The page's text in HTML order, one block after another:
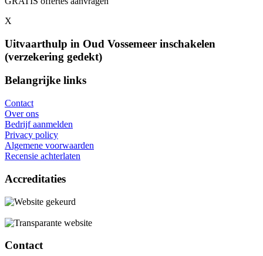
X
Uitvaarthulp in Oud Vossemeer inschakelen
(verzekering gedekt)
Belangrijke links
Contact
Over ons
Bedrijf aanmelden
Privacy policy
Algemene voorwaarden
Recensie achterlaten
Accreditaties
Contact